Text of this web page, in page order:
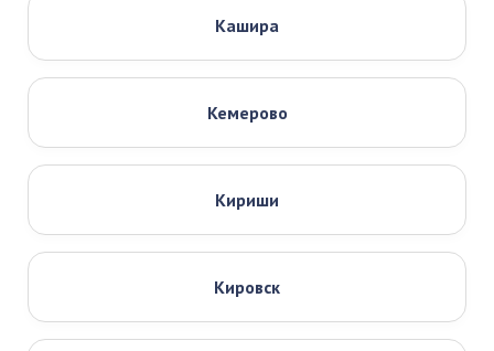
Кашира
Кемерово
Кириши
Кировск